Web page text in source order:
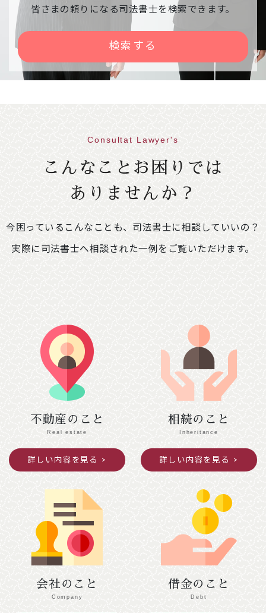
下記相談会が、雪の影響で中止になりました。
【日時】令和８年２月９日（月） １３：００
～１６：００
【会場】右京区役所京北出張所
86.1KB
2026年01月09日
「相続・遺言推進月間」司法書士による無料
【開催期間】令和８年２月１日（日）～２月２
８日（土）※ご予約不要
【綾部市】（変更前）あやべ・日東精工アリー
ナ → （変更後）綾部市I・Tビル ３階研修
室Ａ・Ｂ
２月１０日（火）
【京都市 中京区役所】（変更前）４階第１会
議室 → （変更後）３階会議室
２月１２日（木）
【京都市 北区役所】（変更前）３階第４・
５会議室 → （変更後）本庁舎２階第２会議
室、西庁舎２階会議室
2025年12月04日
年末年始閉館のお知らせ
令和７年１２月２７日（土）～令和８年１月４
日（日）閉館します。
2025年11月25日
皆さまの頼りになる司法書士を検索できます。
検索する
Consultat Lawyer's
こんなことお困りでは
ありませんか？
今困っているこんなことも、司法書士に相談していいの？
実際に司法書士へ相談された一例をご覧いただけます。
不動産のこと
Real estate
詳しい内容を見る
相続のこと
Inheritance
詳しい内容を見る
会社のこと
Company
借金のこと
Debt